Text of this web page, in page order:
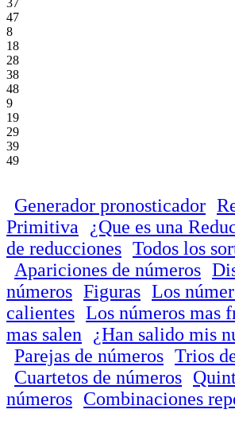
47
8
18
28
38
48
9
19
29
39
49
Generador pronosticador
Primitiva
¿Que es una
de reducciones Todos los
Apariciones de números
números Figuras Los
calientes Los números mas
mas salen
¿Han salido mis
Parejas de números Trios
Cuartetos de números
números Combinaciones